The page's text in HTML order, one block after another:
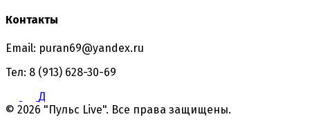
Контакты
Email: puran69@yandex.ru
Тел: 8 (913) 628-30-69
Д
© 2026 "Пульс Live". Все права защищены.